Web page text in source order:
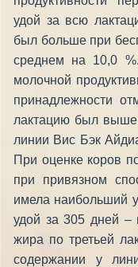
удой за всю
был больше при
среднем на 10,0
молочной
принадлежности
лактацию был
линии Вис Бэк
При оценке коров
при привязном
имела наибольший
удой за 305 дней –
жира по третьей
содержании у